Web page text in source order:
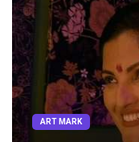
ART MARK